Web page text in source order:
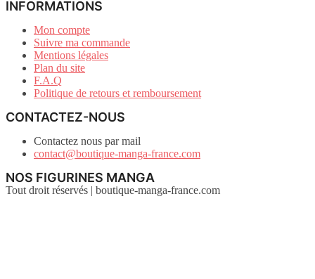
INFORMATIONS
Mon compte
Suivre ma commande
Mentions légales
Plan du site
F.A.Q
Politique de retours et remboursement
CONTACTEZ-NOUS
Contactez nous par mail
contact@boutique-manga-france.com
NOS FIGURINES MANGA
Tout droit réservés | boutique-manga-france.com